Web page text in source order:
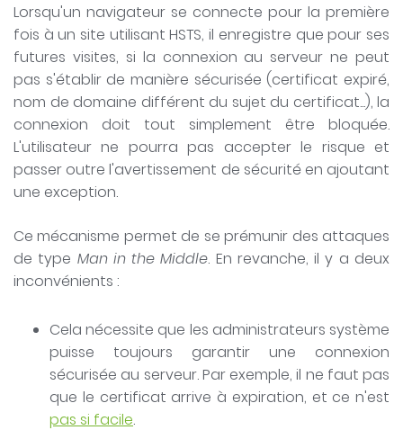
Lorsqu'un navigateur se connecte pour la première
fois à un site utilisant HSTS, il enregistre que pour ses
futures visites, si la connexion au serveur ne peut
pas s'établir de manière sécurisée (certificat expiré,
nom de domaine différent du sujet du certificat...), la
connexion doit tout simplement être bloquée.
L'utilisateur ne pourra pas accepter le risque et
passer outre l'avertissement de sécurité en ajoutant
une exception.
Ce mécanisme permet de se prémunir des attaques
de type Man in the Middle. En revanche, il y a deux
inconvénients :
Cela nécessite que les administrateurs système
puisse toujours garantir une connexion
sécurisée au serveur. Par exemple, il ne faut pas
que le certificat arrive à expiration, et ce n'est
pas si facile.